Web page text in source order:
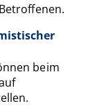
beim